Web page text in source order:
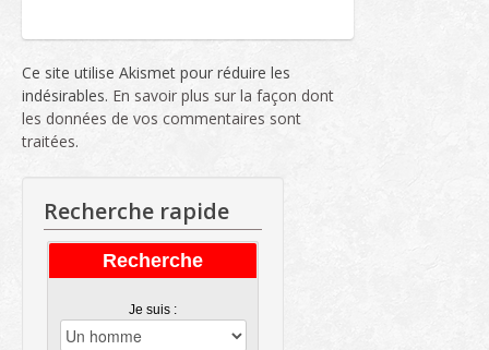
Ce site utilise Akismet pour réduire les
indésirables. En savoir plus sur la façon dont
les données de vos commentaires sont
traitées.
Recherche rapide
Recherche
Je suis :